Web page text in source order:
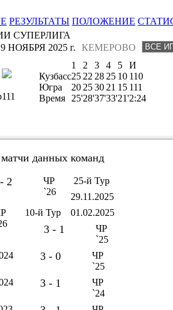
РЕЗУЛЬТАТЫ ПОЛОЖЕНИЕ
СУПЕРЛИГА
КЕМЕРОВО
НОЯБРЯ 2025 г.
111
1 2 3 4 5
И
Кузбасс25 22 28 25 10 110
Югра
20 2530 21 15 111
Время
25'28'37'33'21'2:24
данных команд
2
ЧР
`26
25-й Тур
29.11.2025
10-й Тур 01.02.2025
3 - 1
ЧР
`25
3 - 0
ЧР
`25
3 - 1
ЧР
`24